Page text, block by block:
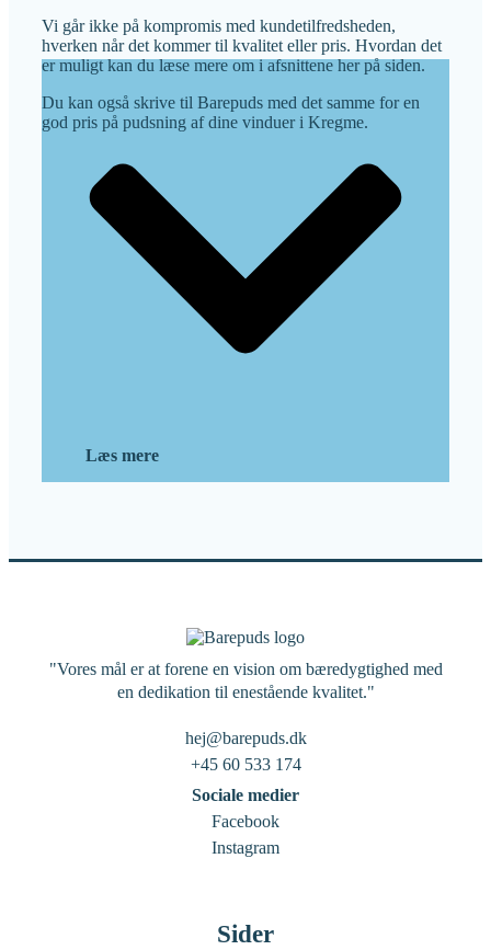
Vi går ikke på kompromis med kundetilfredsheden,
hverken når det kommer til kvalitet eller pris. Hvordan det
er muligt kan du læse mere om i afsnittene her på siden.
Du kan også skrive til Barepuds med det samme for en
god pris på pudsning af dine vinduer i Kregme.
Læs mere
"Vores mål er at forene en vision om bæredygtighed med
en dedikation til enestående kvalitet."
hej@barepuds.dk
+45 60 533 174
Sociale medier
Facebook
Instagram
Sider